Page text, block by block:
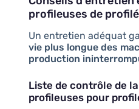
profileuses de
Un entretien adéquat
vie plus longue des
production
Liste de contrôle de
profileuses pour